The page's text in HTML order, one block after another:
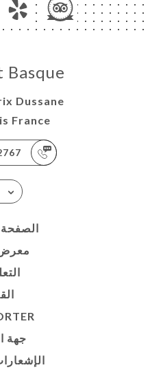
Basque
Dussane
France
الصفحة
معرض
جهة